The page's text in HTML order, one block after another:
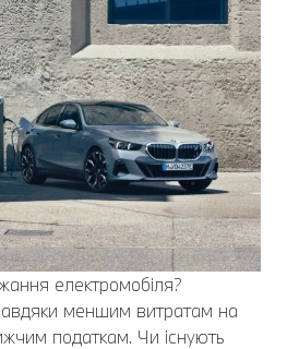
електромобіля?
меншим витратам на
податкам. Чи існують